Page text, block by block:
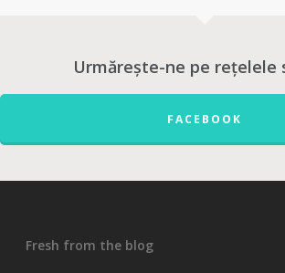
Urmărește-ne pe rețelele
FACEBOOK
Fresh from the blog